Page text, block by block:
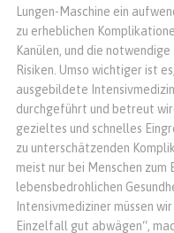
Lungen-Maschine ein
zu erheblichen
Kanülen, und die
Risiken. Umso wichtiger ist
ausgebildete
durchgeführt und betreut
gezieltes und schnelles
zu unterschätzenden
meist nur bei Menschen zum
lebensbedrohlichen
Intensivmediziner müssen
Einzelfall gut abwägen“,